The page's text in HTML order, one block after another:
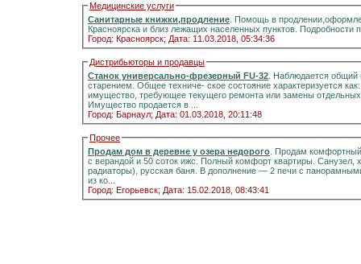
Медицинские услуги
Санитарные книжки,продление . Помощь в
Красноярска и близ лежащих населенных пунктов.
Город: Красноярск; Дата: 11.03.2018, 05:34:36
Дистрибьюторы и продавцы
Станок универсально-фрезерный FU-32 . Наблюдается
старением. Общее техниче- ское состояние характеризуется
имущество, требующее текущего ремонта или замены
Имущество продается в ...
Город: Барнаул; Дата: 01.03.2018, 20:11:48
Прочее
Продам дом в деревне у озера недорого . Продам комфортный
с верандой и 50 соток ижс. Полный комфорт квартиры. Санузел, холодная и горячая вода,
радиаторы), русская баня. В дополнение — 2 печи с панорамными стёклами.Информация на портале домиклайт.Вода
из ко...
Город: Егорьевск; Дата: 15.02.2018, 08:43:41